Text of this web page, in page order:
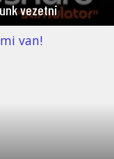
vezetni